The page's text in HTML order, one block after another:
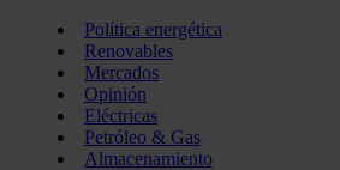
Política energética
Renovables
Mercados
Opinión
Eléctricas
Petróleo & Gas
Almacenamiento